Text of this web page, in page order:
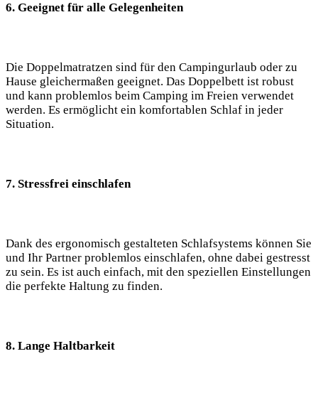
6. Geeignet für alle Gelegenheiten
Die Doppelmatratzen sind für den Campingurlaub oder zu
Hause gleichermaßen geeignet. Das Doppelbett ist robust
und kann problemlos beim Camping im Freien verwendet
werden. Es ermöglicht ein komfortablen Schlaf in jeder
Situation.
7. Stressfrei einschlafen
Dank des ergonomisch gestalteten Schlafsystems können Sie
und Ihr Partner problemlos einschlafen, ohne dabei gestresst
zu sein. Es ist auch einfach, mit den speziellen Einstellungen
die perfekte Haltung zu finden.
8. Lange Haltbarkeit